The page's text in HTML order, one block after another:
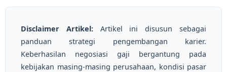
Disclaimer Artikel:Artikel ini disusun sebagai
panduan strategi pengembangan karier.
Keberhasilan negosiasi gaji bergantung pada
kebijakan masing-masing perusahaan, kondisi pasar